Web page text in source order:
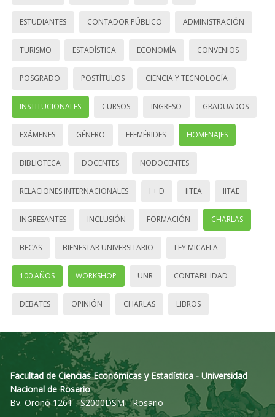
ESTUDIANTES CONTADOR PÚBLICO ADMINISTRACIÓN
TURISMO ESTADÍSTICA ECONOMÍA CONVENIOS
POSGRADO POSTÍTULOS CIENCIA Y TECNOLOGÍA
INSTITUCIONALES CURSOS INGRESO GRADUADOS
EXÁMENES GÉNERO EFEMÉRIDES HOMENAJES
BIBLIOTECA DOCENTES NODOCENTES
RELACIONES INTERNACIONALES I + D IITEA IITAE
INGRESANTES INCLUSIÓN FORMACIÓN CHARLAS
BECAS BIENESTAR UNIVERSITARIO LEY MICAELA
100 AÑOS WORKSHOP UNR CONTABILIDAD
DEBATES OPINIÓN CHARLAS LIBROS
Facultad de Ciencias Económicas y Estadística - Universidad
Nacional de Rosario
Bv. Oroño 1261 - S2000DSM - Rosario